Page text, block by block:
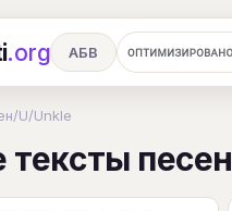
.org АБВ
Ш Э Ю Я En
/U/Unkle
тексты песен